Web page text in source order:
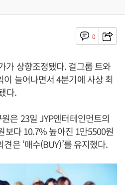
0
가 상향조정됐다. 걸그룹 트와
늘어나면서 4분기에 사상 최
다.
은 23일 JYP엔터테인먼트의
보다 10.7% 높아진 1만5500원
은 ‘매수(BUY)’를 유지했다.